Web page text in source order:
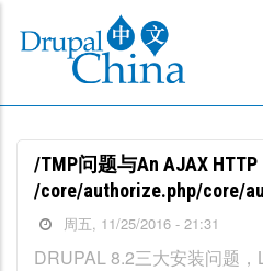
主
要
/TMP问题与An AJAX
/core/authorize.php/core/
周五, 11/25/2016 - 21:31
DRUPAL 8.2三大安装问题